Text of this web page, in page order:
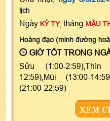
lịch
Ngày KỶ TỴ, tháng MẬU
Hoàng đạo (minh đường
GIỜ TỐT TRONG
Sửu (1:00-2:59),Thìn
12:59),Mùi (13:00-
(21:00-22:59)
XEM